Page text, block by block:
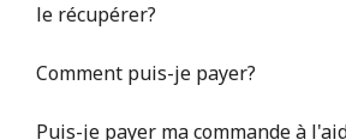
le récupérer?
Comment puis-je payer?
Puis-je payer ma commande à